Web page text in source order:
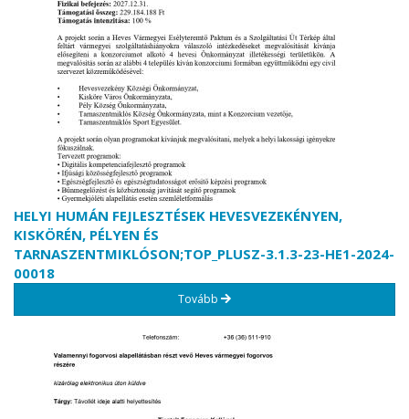
HELYI HUMÁN FEJLESZTÉSEK HEVESVEZEKÉNYEN,
KISKÖRÉN, PÉLYEN ÉS
TARNASZENTMIKLÓSON;TOP_PLUSZ-3.1.3-23-HE1-2024-
00018
Tovább